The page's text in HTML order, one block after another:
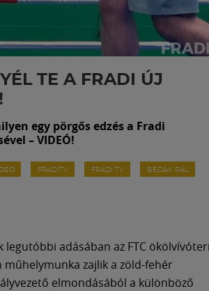
TE A FRADI ÚJ
egy pörgős edzés a Fradi
– VIDEÓ!
FRADITV FRADI TV BEDÁK PÁL
adásában az FTC
zajlik a zöld-fehér
elmondásából a különböző